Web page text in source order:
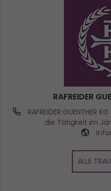
RAFREIDER
RAFREIDER GUENTHER
die Tätigkeit im
ALLE